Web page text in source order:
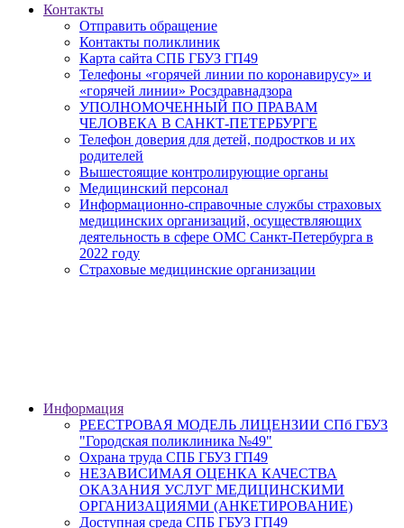
Контакты
Отправить обращение
Контакты поликлиник
Карта сайта СПБ ГБУЗ ГП49
Телефоны «горячей линии по коронавирусу» и
«горячей линии» Росздравнадзора
УПОЛНОМОЧЕННЫЙ ПО ПРАВАМ
ЧЕЛОВЕКА В САНКТ-ПЕТЕРБУРГЕ
Телефон доверия для детей, подростков и их
родителей
Вышестоящие контролирующие органы
Медицинский персонал
Информационно-справочные службы страховых
медицинских организаций, осуществляющих
деятельность в сфере ОМС Санкт-Петербурга в
2022 году
Страховые медицинские организации
Информация
РЕЕСТРОВАЯ МОДЕЛЬ ЛИЦЕНЗИИ СПб ГБУЗ
"Городская поликлиника №49"
Охрана труда СПБ ГБУЗ ГП49
НЕЗАВИСИМАЯ ОЦЕНКА КАЧЕСТВА
ОКАЗАНИЯ УСЛУГ МЕДИЦИНСКИМИ
ОРГАНИЗАЦИЯМИ (АНКЕТИРОВАНИЕ)
Доступная среда СПБ ГБУЗ ГП49